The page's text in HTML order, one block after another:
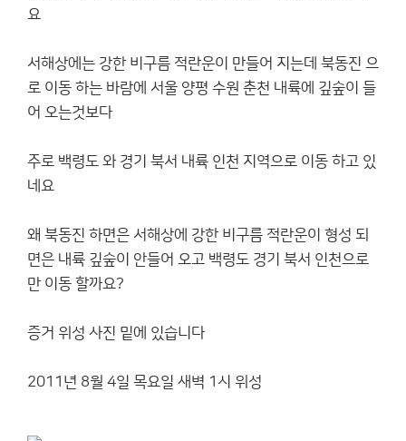
요
서해상에는 강한 비구름 적란운이 만들어 지는데 북동진 으
로 이동 하는 바람에 서울 양평 수원 춘천 내륙에 깊숲이 들
어 오는것보다
주로 백령도 와 경기 북서 내륙 인천 지역으로 이동 하고 있
네요
왜 북동진 하면은 서해상에 강한 비구름 적란운이 형성 되
면은 내륙 깊숲이 안들어 오고 백령도 경기 북서 인천으로
만 이동 할까요?
증거 위성 사진 밑에 있습니다
2011년 8월 4일 목요일 새벽 1시 위성